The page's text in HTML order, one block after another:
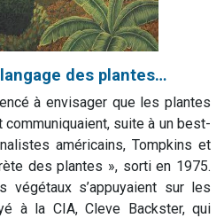
des plantes…
à envisager que les plantes
suite à un best-
américains, Tompkins et
des plantes », sorti en 1975.
végétaux s’appuyaient sur les
à la CIA, Cleve Backster, qui